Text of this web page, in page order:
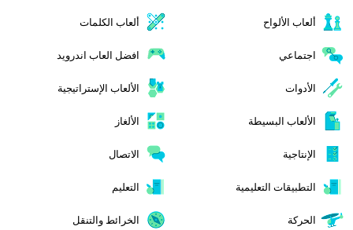
ألعاب الألواح ألعاب الكلمات
اجتماعي افضل العاب اندرويد
الأدوات الألعاب الإستراتيجية
الألعاب البسيطة الألغاز
الإنتاجية الاتصال
التطبيقات التعليمية التعليم
الحركة الخرائط والتنقل